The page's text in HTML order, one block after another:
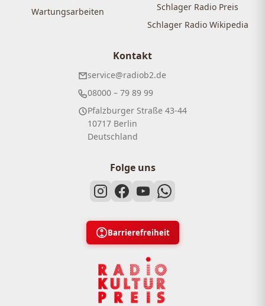
Wartungsarbeiten
Schlager Radio Preis
Schlager Radio Wikipedia
Kontakt
service@radiob2.de
08000 – 79 89 99
Pfalzburger Straße 43-44
10717 Berlin
Deutschland
Folge uns
Barrierefreiheit